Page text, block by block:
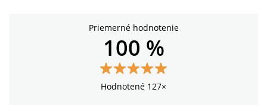
Priemerné hodnotenie
100 %
Hodnotené 127×